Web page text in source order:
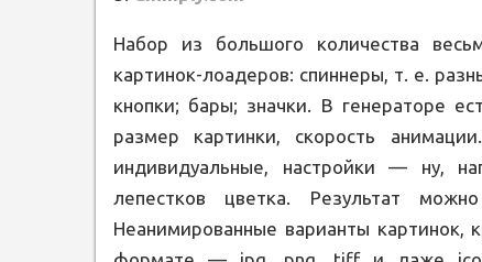
Набор из большого количества
картинок-лоадеров: спиннеры, т. е.
кнопки; бары; значки. В генераторе
размер картинки, скорость
индивидуальные, настройки — ну,
лепестков цветка. Результат
Неанимированные варианты